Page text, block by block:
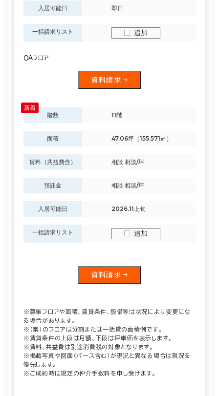
入居可能日 即日
一括請求リスト 追加
ＯＡフロア
資料請求
階数 11階
面積 47.06坪（155.571㎡）
賃料（共益費含） 相談 相談/坪
預託金 相談 相談/坪
入居可能日 2026.11上旬
一括請求リスト 追加
資料請求
※募集フロアや面積、賃貸条件、設備等は状況により変更にな
る場合があります。
※（案）のフロアは分割または一括貸の面積例です。
※賃貸条件の上段は月額、下段は坪単価を表示します。
※賃料、共益費は別途消費税の対象となります。
※掲載写真や図面（パース含む）が現況と異なる場合は現況を
優先します。
※ご成約時は規定の仲介手数料を申し受けます。